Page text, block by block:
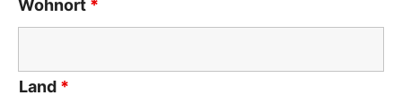
Wohnort *
Land *